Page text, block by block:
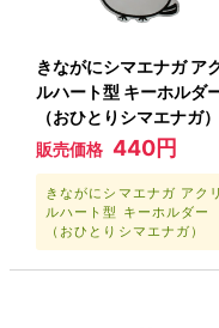
きながにシマエナガ ア
ルハート型 キーホルダ
（おひとりシマエナガ）
販売価格 440円
きながにシマエナガ アクリ
ルハート型 キーホルダー
（おひとりシマエナガ）